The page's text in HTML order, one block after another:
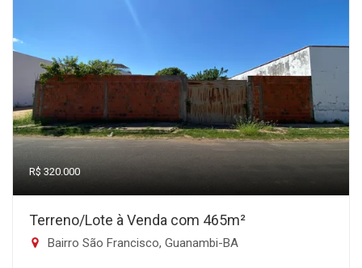
R$ 320.000
Terreno/Lote à Venda com 465m²
Bairro São Francisco, Guanambi-BA